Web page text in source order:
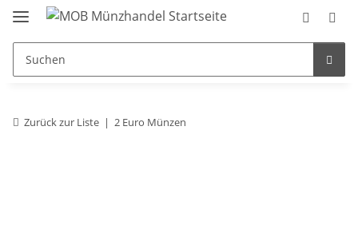
Zurück zur Liste 2 Euro Münzen